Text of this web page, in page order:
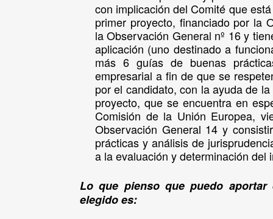
con implicación del Comité que
primer proyecto, financiado por la
la Observación General nº 16 y
aplicación (uno destinado a
más 6 guías de buenas
empresarial a fin de que se
por el candidato, con la ayuda de
proyecto, que se encuentra en
Comisión de la Unión Europea,
Observación General 14 y
prácticas y análisis de
a la evaluación y determinación del
Lo que pienso que puedo
elegido es: